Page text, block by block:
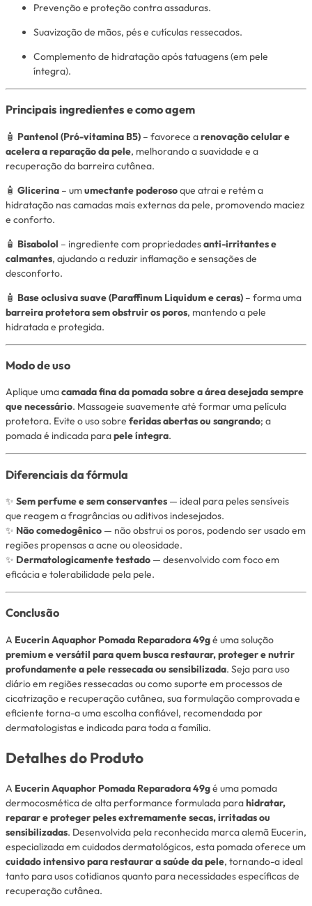
Prevenção e proteção contra assaduras.
Suavização de mãos, pés e cutículas ressecados.
Complemento de hidratação após tatuagens (em pele
íntegra).
Principais ingredientes e como agem
🧴 Pantenol (Pró-vitamina B5) – favorece arenovação celular e
acelera a reparação da pele, melhorando a suavidade e a
recuperação da barreira cutânea.
🧴 Glicerina – umumectante poderosoque atrai e retém a
hidratação nas camadas mais externas da pele, promovendo maciez
e conforto.
🧴 Bisabolol – ingrediente com propriedadesanti-irritantes e
calmantes, ajudando a reduzir inflamação e sensações de
desconforto.
🧴 Base oclusiva suave (Paraffinum Liquidum e ceras) – forma uma
barreira protetora sem obstruir os poros, mantendo a pele
hidratada e protegida.
Modo de uso
Aplique umacamada fina da pomada sobre a área desejada sempre
que necessário. Massageie suavemente até formar uma película
protetora. Evite o uso sobre feridas abertas ou sangrando; a
pomada é indicada parapele íntegra.
Diferenciais da fórmula
✨ Sem perfume e sem conservantes — ideal para peles sensíveis
que reagem a fragrâncias ou aditivos indesejados.
✨ Não comedogênico — não obstrui os poros, podendo ser usado em
regiões propensas a acne ou oleosidade.
✨ Dermatologicamente testado — desenvolvido com foco em
eficácia e tolerabilidade pela pele.
Conclusão
A Eucerin Aquaphor Pomada Reparadora 49gé uma solução
premium e versátil para quem busca restaurar, proteger e nutrir
profundamente a pele ressecada ou sensibilizada. Seja para uso
diário em regiões ressecadas ou como suporte em processos de
cicatrização e recuperação cutânea, sua formulação comprovada e
eficiente torna-a uma escolha confiável, recomendada por
dermatologistas e indicada para toda a família.
Detalhes do Produto
A Eucerin Aquaphor Pomada Reparadora 49gé uma pomada
dermocosmética de alta performance formulada parahidratar,
reparar e proteger peles extremamente secas, irritadas ou
sensibilizadas. Desenvolvida pela reconhecida marca alemã Eucerin,
especializada em cuidados dermatológicos, esta pomada oferece um
cuidado intensivo para restaurar a saúde da pele, tornando-a ideal
tanto para usos cotidianos quanto para necessidades específicas de
recuperação cutânea.